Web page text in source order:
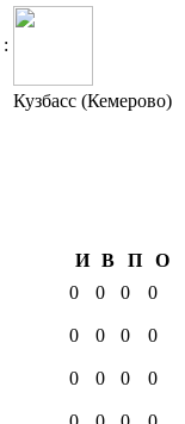
:
Кузбасс (Кемерово)
И В П
О
0 0 0 0
0 0 0 0
0 0 0 0